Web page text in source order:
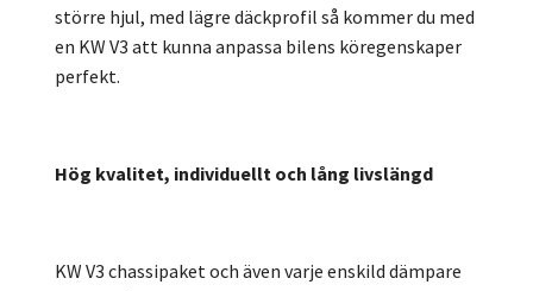
större hjul, med lägre däckprofil så kommer du med
en KW V3 att kunna anpassa bilens köregenskaper
perfekt.
Hög kvalitet, individuellt och lång livslängd
KW V3 chassipaket och även varje enskild dämpare